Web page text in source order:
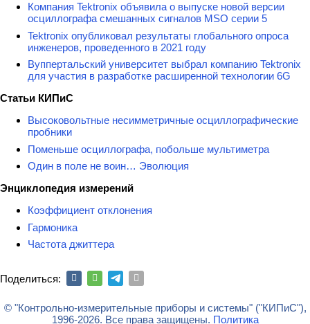
Компания Tektronix объявила о выпуске новой версии
осциллографа смешанных сигналов MSO серии 5
Tektronix опубликовал результаты глобального опроса
инженеров, проведенного в 2021 году
Вуппертальский университет выбрал компанию Tektronix
для участия в разработке расширенной технологии 6G
Статьи КИПиС
Высоковольтные несимметричные осциллографические
пробники
Поменьше осциллографа, побольше мультиметра
Один в поле не воин… Эволюция
Энциклопедия измерений
Коэффициент отклонения
Гармоника
Частота джиттера
Поделиться:
© "Контрольно-измерительные приборы и системы" ("КИПиС"),
1996-2026. Все права защищены. Политика